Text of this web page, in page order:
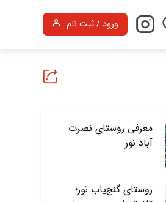
ورود / ثبت نام
معرفی روستای نصرت
آباد نور
روستای گنج‌یاب نور؛